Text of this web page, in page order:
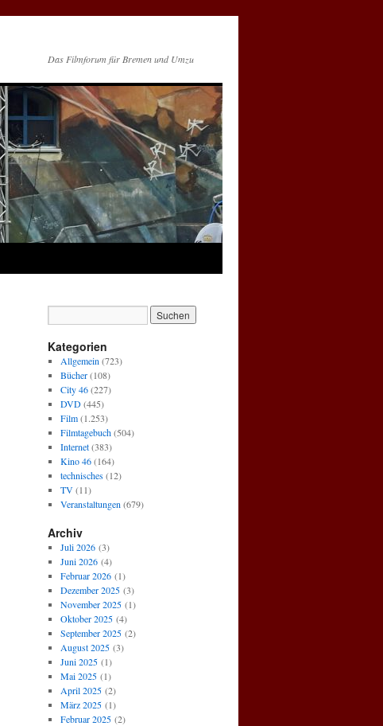
Das Filmforum für Bremen und Umzu
Kategorien
Allgemein (723)
Bücher(108)
City 46(227)
DVD(445)
Film(1.253)
Filmtagebuch(504)
Internet(383)
Kino 46(164)
technisches(12)
TV(11)
Veranstaltungen (679)
Archiv
Juli 2026(3)
Juni 2026(4)
Februar 2026(1)
Dezember 2025(3)
November 2025(1)
Oktober 2025(4)
September 2025(2)
August 2025(3)
Juni 2025(1)
Mai 2025(1)
April 2025(2)
März 2025(1)
Februar 2025(2)